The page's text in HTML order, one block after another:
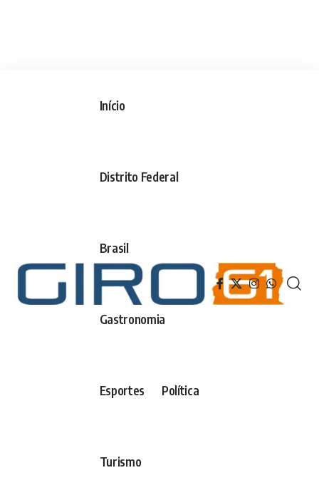
Início
Distrito Federal
Brasil
Gastronomia
Esportes Política
Turismo